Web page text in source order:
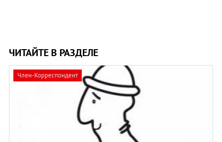
ЧИТАЙТЕ В РАЗДЕЛЕ
Член-Корреспондент